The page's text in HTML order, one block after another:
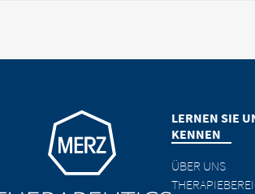
Go to homepage
LERNEN SIE
KENNEN
ÜBER UNS